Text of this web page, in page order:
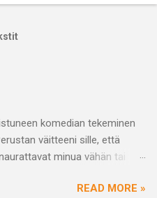
komedian tekeminen
väitteeni sille, että
minua vähän tai
se, että se mikä naurattaa
READ MORE »